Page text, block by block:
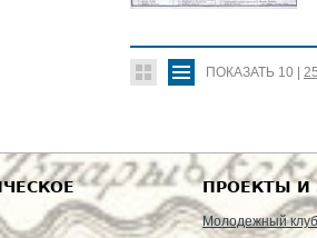
ПОКАЗАТЬ 10
ПРОЕКТЫ И
Молодежный клуб